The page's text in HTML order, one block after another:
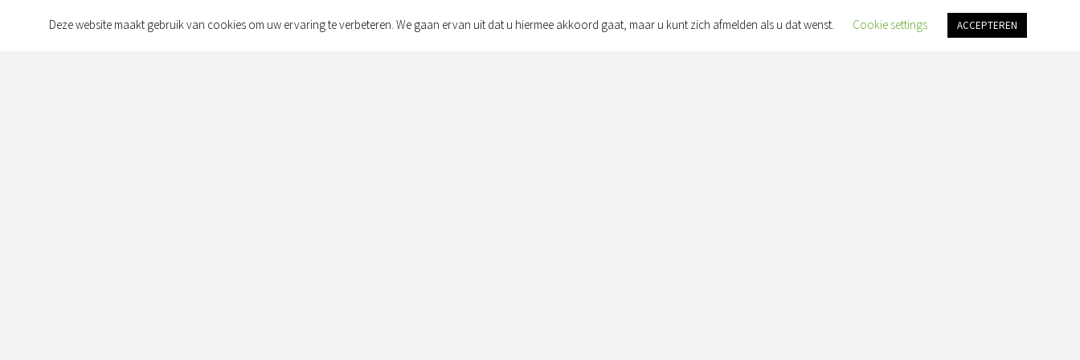
Contact
Deze website maakt gebruik van cookies om uw ervaring te verbeteren. We gaan ervan uit dat u hiermee akkoord gaat, maar u kunt zich afmelden als u dat wenst. Cookie settings ACCEPTEREN